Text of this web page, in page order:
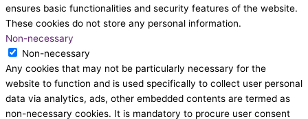
ensures basic functionalities and security features of the website.
These cookies do not store any personal information.
Non-necessary
Non-necessary
Any cookies that may not be particularly necessary for the
website to function and is used specifically to collect user personal
data via analytics, ads, other embedded contents are termed as
non-necessary cookies. It is mandatory to procure user consent